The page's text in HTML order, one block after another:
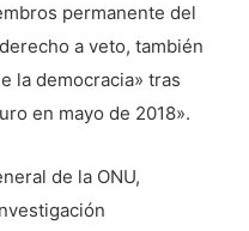
permanente del
a veto, también
la democracia» tras
en mayo de 2018».
de la ONU,